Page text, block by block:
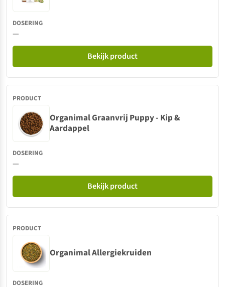
—
Bekijk product
Organimal Graanvrij Puppy - Kip &
Aardappel
—
Bekijk product
Organimal Allergiekruiden